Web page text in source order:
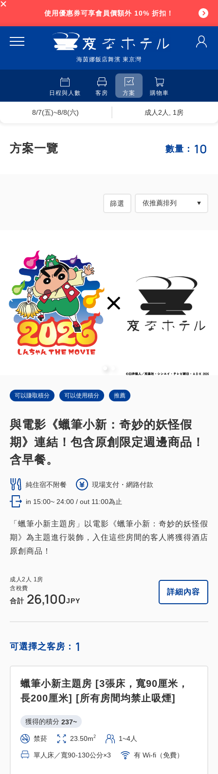
使用優惠券可享會員價額外 10% 折扣！
海茵娜飯店舞濱 東京灣
日程與人數 客房 方案 購物車
8/7(五)~8/8(六) 成人2人, 1房
方案一覽 數量： 10
篩選
可以賺取積分 可以使用積分 推薦
與電影《蠟筆小新：奇妙的妖怪假
期》連結！包含原創限定週邊商品！
含早餐。
純住宿不附餐 現場支付・網路付款
in 15:00~ 24:00 / out 11:00為止
「蠟筆小新主題房」以電影《蠟筆小新：奇妙的妖怪假
期》為主題進行裝飾，入住這些房間的客人將獲得酒店
原創商品！
成人2 人 1房
含稅費
合計 26,100JPY
詳細內容
可選擇之客房： 1
蠟筆小新主題房 [3張床，寬90厘米，
長200厘米] [所有房間均禁止吸煙]
獲得的積分 237~
禁菸 23.50m2 1~4人
單人床／寬90-130公分×3 有 Wi-fi（免費）